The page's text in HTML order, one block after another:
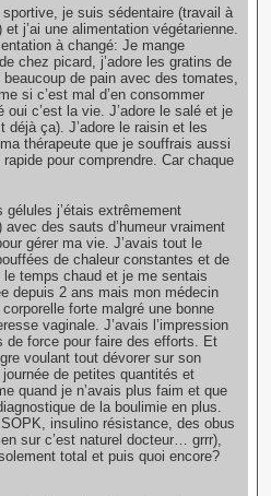
je suis sédentaire (travail à
j’ai une alimentation végétarienne.
à changé: Je mange
chez picard, j’adore les gratins de
de pain avec des tomates,
si c’est mal d’en consommer
c’est la vie. J’adore le salé et je
déjà ça). J’adore le raisin et les
thérapeute que je souffrais aussi
pour comprendre. Car chaque
j’étais extrêmement
des sauts d’humeur vraiment
gérer ma vie. J’avais tout le
de chaleur constantes et de
temps chaud et je me sentais
depuis 2 ans mais mon médecin
forte malgré une bonne
vaginale. J’avais l’impression
de force pour faire des efforts. Et
voulant tout dévorer sur son
de petites quantités et
quand je n’avais plus faim et que
de la boulimie en plus.
insulino résistance, des obus
sur c’est naturel docteur… grrr),
total et puis quoi encore?